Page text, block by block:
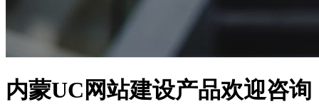
内蒙UC网站建设产品欢迎咨询